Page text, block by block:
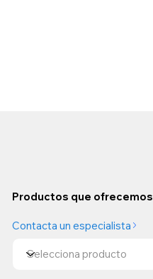
Productos que ofrecemos
Contacta un especialista